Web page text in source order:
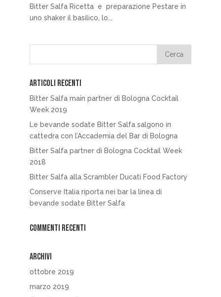
Bitter Salfa Ricetta e preparazione Pestare in
uno shaker il basilico, lo...
Articoli recenti
Bitter Salfa main partner di Bologna Cocktail
Week 2019
Le bevande sodate Bitter Salfa salgono in
cattedra con l’Accademia del Bar di Bologna
Bitter Salfa partner di Bologna Cocktail Week
2018
Bitter Salfa alla Scrambler Ducati Food Factory
Conserve Italia riporta nei bar la linea di
bevande sodate Bitter Salfa
Commenti recenti
Archivi
ottobre 2019
marzo 2019